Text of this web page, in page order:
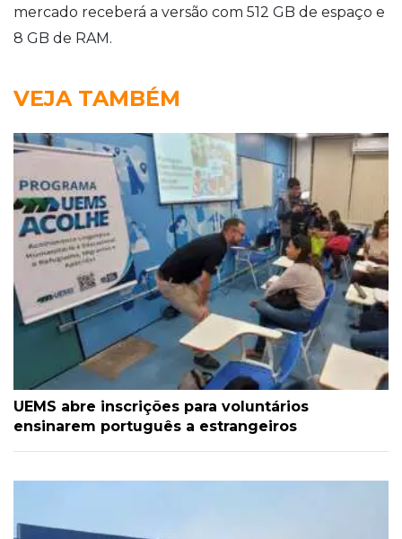
mercado receberá a versão com 512 GB de espaço e
8 GB de RAM.
VEJA TAMBÉM
UEMS abre inscrições para voluntários
ensinarem português a estrangeiros